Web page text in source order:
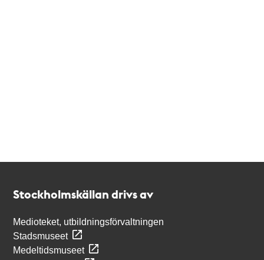
Stockholmskällan drivs av
Medioteket, utbildningsförvaltningen
Stadsmuseet
Medeltidsmuseet